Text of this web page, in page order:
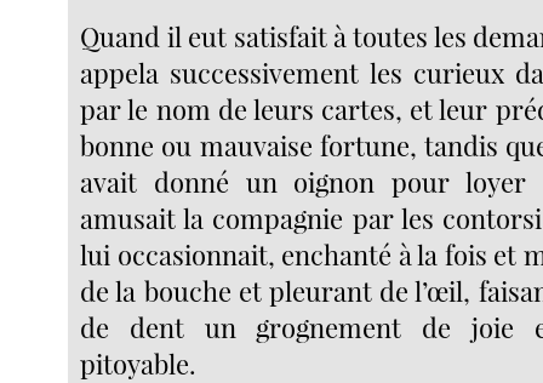
Quand il eut satisfait à toutes les
appela successivement les curieux
par le nom de leurs cartes, et leur
bonne ou mauvaise fortune, tandis
avait donné un oignon pour loyer
amusait la compagnie par les
lui occasionnait, enchanté à la fois et
de la bouche et pleurant de l’œil,
de dent un grognement de joie
pitoyable.